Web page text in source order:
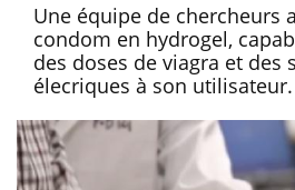
Une équipe de chercheurs
condom en hydrogel,
des doses de viagra et des
élecriques à son utilisateur.